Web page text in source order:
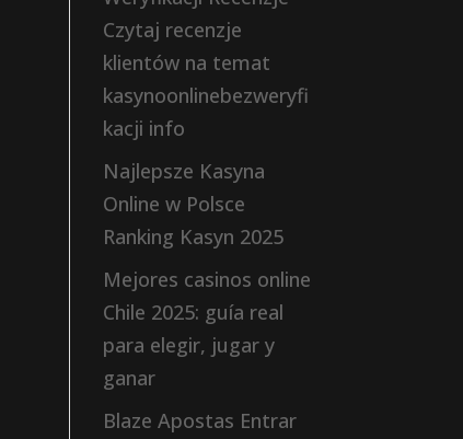
Czytaj recenzje
klientów na temat
kasynoonlinebezweryfi
kacji info
Najlepsze Kasyna
Online w Polsce
Ranking Kasyn 2025
Mejores casinos online
Chile 2025: guía real
para elegir, jugar y
ganar
Blaze Apostas Entrar